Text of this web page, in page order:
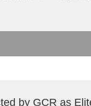
by GCR as